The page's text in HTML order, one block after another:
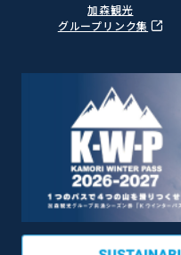
加森観光
グループリンク集